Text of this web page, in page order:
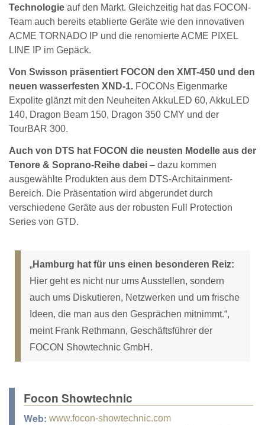
Technologie auf den Markt. Gleichzeitig hat das FOCON-
Team auch bereits etablierte Geräte wie den innovativen
ACME TORNADO IP und die renomierte ACME PIXEL
LINE IP im Gepäck.
Von Swisson präsentiert FOCON den XMT-450 und den
neuen wasserfesten XND-1. FOCONs Eigenmarke
Expolite glänzt mit den Neuheiten AkkuLED 60, AkkuLED
140, Dragon Beam 150, Dragon 350 CMY und der
TourBAR 300.
Auch von DTS hat FOCON die neusten Modelle aus der
Tenore & Soprano-Reihe dabei – dazu kommen
ausgewählte Produkten aus dem DTS-Architainment-
Bereich. Die Präsentation wird abgerundet durch
verschiedene Geräte aus der robusten Full Protection
Series von GTD.
„Hamburg hat für uns einen besonderen Reiz:
Hier geht es nicht nur ums Ausstellen, sondern
auch ums Diskutieren, Netzwerken und um frische
Ideen, die man aus den Gesprächen mitnimmt.“,
meint Frank Rethmann, Geschäftsführer der
FOCON Showtechnic GmbH.
Focon Showtechnic
Web: www.focon-showtechnic.com